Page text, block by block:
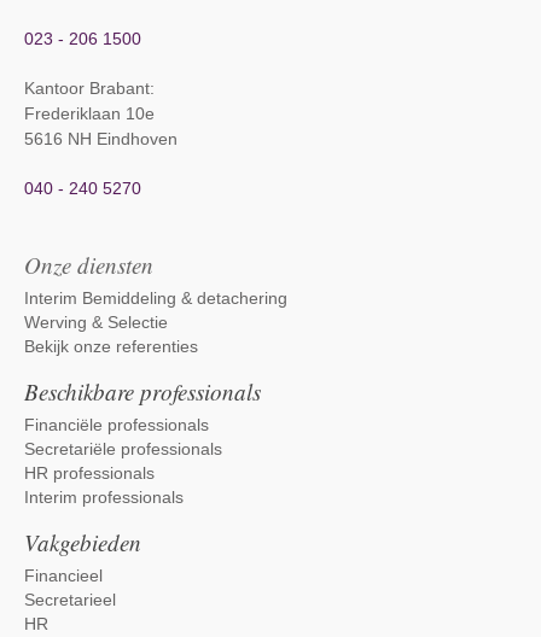
023 - 206 1500
Kantoor Brabant:
Frederiklaan 10e
5616 NH Eindhoven
040 - 240 5270
Onze diensten
Interim Bemiddeling & detachering
Werving & Selectie
Bekijk onze referenties
Beschikbare professionals
Financiële professionals
Secretariële professionals
HR professionals
Interim professionals
Vakgebieden
Financieel
Secretarieel
HR